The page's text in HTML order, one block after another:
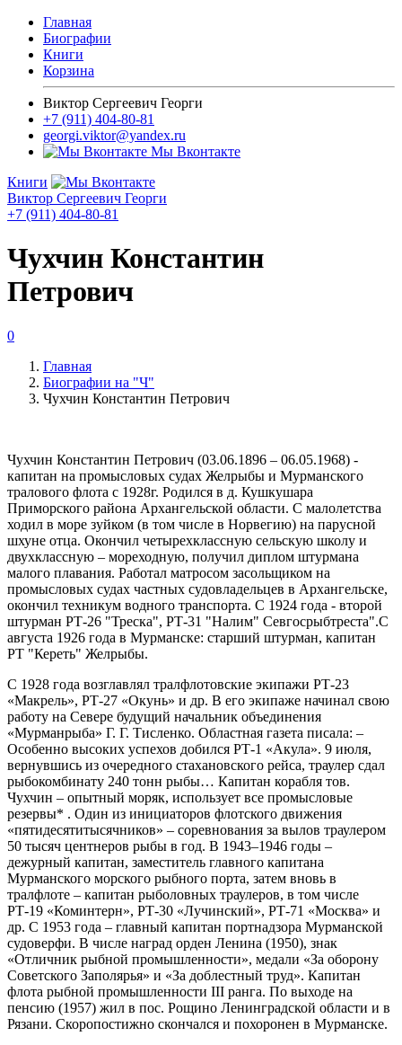
Главная
Биографии
Книги
Корзина
Виктор Сергеевич Георги
+7 (911) 404-80-81
georgi.viktor@yandex.ru
Мы Вконтакте
Книги
Виктор Сергеевич Георги
+7 (911) 404-80-81
Чухчин Константин
Петрович
0
Главная
Биографии на "Ч"
Чухчин Константин Петрович
Чухчин Константин Петрович (03.06.1896 – 06.05.1968) -
капитан на промысловых судах Желрыбы и Мурманского
тралового флота с 1928г. Родился в д. Кушкушара
Приморского района Архангельской области. С малолетства
ходил в море зуйком (в том числе в Норвегию) на парусной
шхуне отца. Окончил четырехклассную сельскую школу и
двухклассную – мореходную, получил диплом штурмана
малого плавания. Работал матросом засольщиком на
промысловых судах частных судовладельцев в Архангельске,
окончил техникум водного транспорта. С 1924 года - второй
штурман РТ-26 "Треска", РТ-31 "Налим" Севгосрыбтреста".С
августа 1926 года в Мурманске: старший штурман, капитан
РТ "Кереть" Желрыбы.
С 1928 года возглавлял тралфлотовские экипажи РТ-23
«Макрель», РТ-27 «Окунь» и др. В его экипаже начинал свою
работу на Севере будущий начальник объединения
«Мурманрыба» Г. Г. Тисленко. Областная газета писала: –
Особенно высоких успехов добился РТ-1 «Акула». 9 июля,
вернувшись из очередного стахановского рейса, траулер сдал
рыбокомбинату 240 тонн рыбы… Капитан корабля тов.
Чухчин – опытный моряк, использует все промысловые
резервы* . Один из инициаторов флотского движения
«пятидесятитысячников» – соревнования за вылов траулером
50 тысяч центнеров рыбы в год. В 1943–1946 годы –
дежурный капитан, заместитель главного капитана
Мурманского морского рыбного порта, затем вновь в
тралфлоте – капитан рыболовных траулеров, в том числе
РТ-19 «Коминтерн», РТ-30 «Лучинский», РТ-71 «Москва» и
др. С 1953 года – главный капитан портнадзора Мурманской
судоверфи. В числе наград орден Ленина (1950), знак
«Отличник рыбной промышленности», медали «За оборону
Советского Заполярья» и «За доблестный труд». Капитан
флота рыбной промышленности III ранга. По выходе на
пенсию (1957) жил в пос. Рощино Ленинградской области и в
Рязани. Скоропостижно скончался и похоронен в Мурманске.